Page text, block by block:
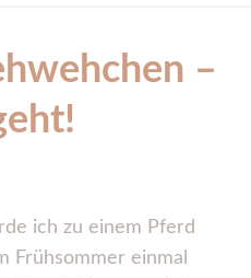
–
ich zu einem Pferd
Frühsommer einmal